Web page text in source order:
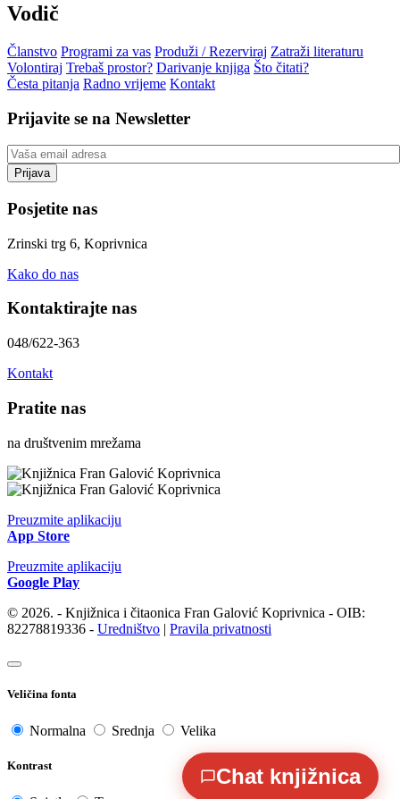
Vodič
Članstvo Programi za vas Produži / Rezerviraj Zatraži literaturu
Volontiraj Trebaš prostor? Darivanje knjiga Što čitati?
Česta pitanja Radno vrijeme Kontakt
Prijavite se na Newsletter
Posjetite nas
Zrinski trg 6, Koprivnica
Kako do nas
Kontaktirajte nas
048/622-363
Kontakt
Pratite nas
na društvenim mrežama
Preuzmite aplikaciju
App Store
Preuzmite aplikaciju
Google Play
© 2026. - Knjižnica i čitaonica Fran Galović Koprivnica - OIB:
82278819336 - Uredništvo | Pravila privatnosti
Veličina fonta
Normalna Srednja Velika
Kontrast Chat knjižnica